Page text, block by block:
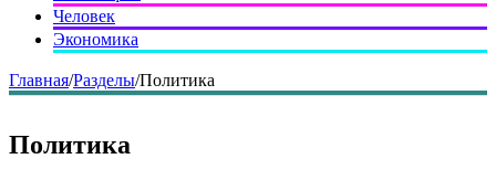
Человек
Экономика
Главная/Разделы/Политика
Политика